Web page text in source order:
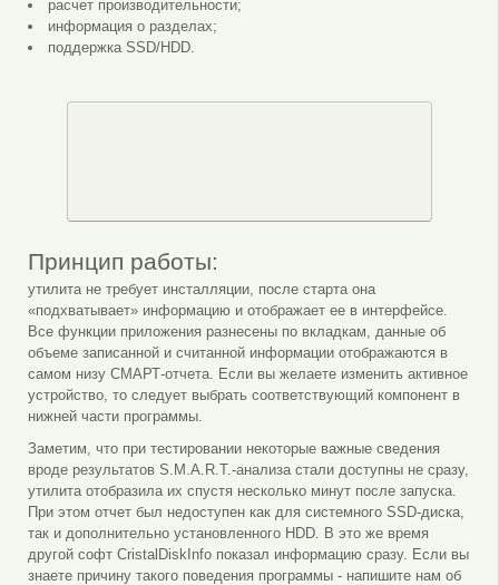
расчет производительности;
информация о разделах;
поддержка SSD/HDD.
Принцип работы:
утилита не требует инсталляции, после старта она
«подхватывает» информацию и отображает ее в интерфейсе.
Все функции приложения разнесены по вкладкам, данные об
объеме записанной и считанной информации отображаются в
самом низу СМАРТ-отчета. Если вы желаете изменить активное
устройство, то следует выбрать соответствующий компонент в
нижней части программы.
Заметим, что при тестировании некоторые важные сведения
вроде результатов S.M.A.R.T.-анализа стали доступны не сразу,
утилита отобразила их спустя несколько минут после запуска.
При этом отчет был недоступен как для системного SSD-диска,
так и дополнительно установленного HDD. В это же время
другой софт CristalDiskInfo показал информацию сразу. Если вы
знаете причину такого поведения программы - напишите нам об